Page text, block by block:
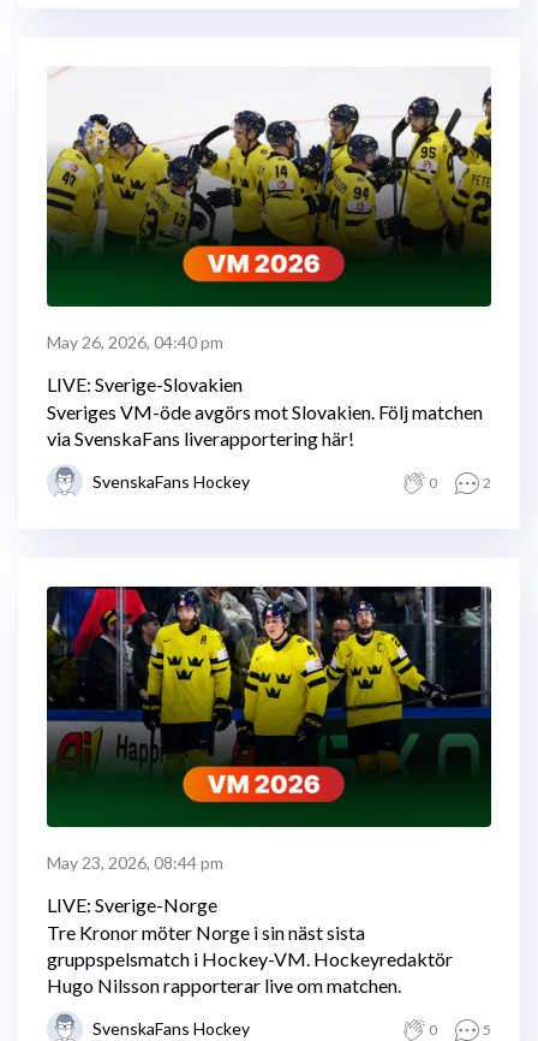
May 26, 2026, 04:40 pm
LIVE: Sverige-Slovakien
Sveriges VM-öde avgörs mot Slovakien. Följ matchen
via SvenskaFans liverapportering här!
SvenskaFans Hockey 0 2
May 23, 2026, 08:44 pm
LIVE: Sverige-Norge
Tre Kronor möter Norge i sin näst sista
gruppspelsmatch i Hockey-VM. Hockeyredaktör
Hugo Nilsson rapporterar live om matchen.
SvenskaFans Hockey 0 5